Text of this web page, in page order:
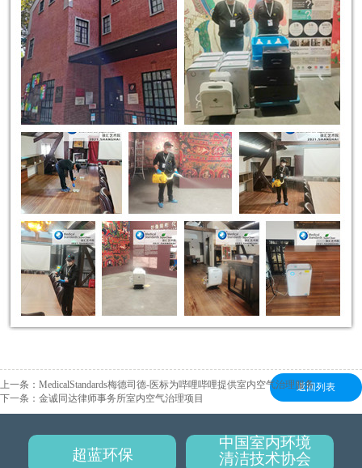
上一条： MedicalStandards梅德司德-医标为哔哩哔哩提供室内空气治理服务
下一条： 金诚同达律师事务所室内空气治理项目
返回列表
超蓝环保
中国室内环境
清洁技术协会